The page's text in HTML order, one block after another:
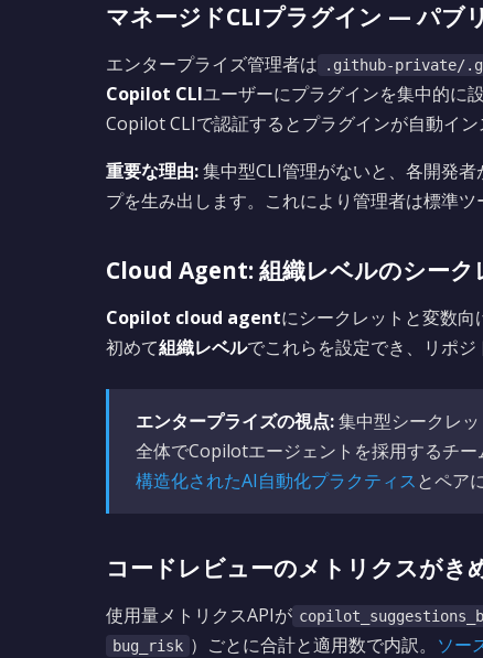
マネージドCLIプラグイン — パブ
エンタープライズ管理者は .github-private/
Copilot CLIユーザーにプラグインを集中的に
Copilot CLIで認証するとプラグインが自動イン
重要な理由:集中型CLI管理がないと、各開発
プを生み出します。これにより管理者は標準
Cloud Agent: 組織レベルのシーク
Copilot cloud agentにシークレットと変数
初めて組織レベルでこれらを設定でき、リポジ
エンタープライズの視点:集中型シークレ
全体でCopilotエージェントを採用するチ
構造化されたAI自動化プラクティスとペア
コードレビューのメトリクスがき
使用量メトリクスAPIが
bug_risk ）ごとに合計と適用数で内訳。 ソー